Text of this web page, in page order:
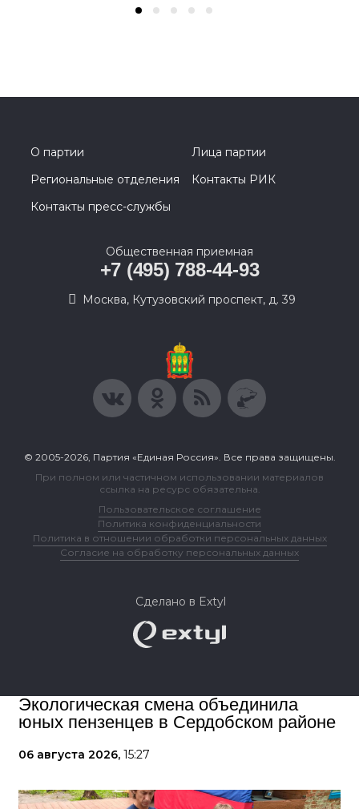
О партии
Лица партии
Региональные отделения
Контакты РИК
Контакты пресс-службы
Общественная приемная
+7 (495) 788-44-93
Москва, Кутузовский проспект, д. 39
© 2005-2026, Партия «Единая Россия». Все права защищены.
При полном или частичном использовании материалов
ссылка на ресурс обязательна.
Пользовательское соглашение
Политика конфиденциальности
Политика в отношении обработки персональных данных
Согласие на обработку персональных данных
Сделано в Extyl
Экологическая смена объединила
юных пензенцев в Сердобском районе
06 августа 2026, 15:27